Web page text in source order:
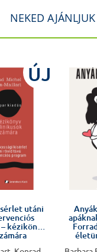
NEKED AJÁNLJUK
ÚJ
utáni
kézikönyv